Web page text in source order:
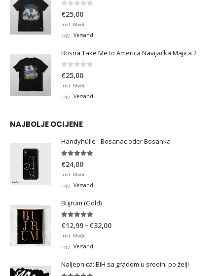
€25,00
Inkl. MwSt.
zzgl. Versand
Bosna Take Me to America Navijačka Majica 2
0 von 5
€25,00
Inkl. MwSt.
zzgl. Versand
NAJBOLJE OCIJENE
Handyhülle - Bosanac oder Bosanka
€24,00
Inkl. MwSt.
zzgl. Versand
Bujrum (Gold)
5.00von 5
€12,99– €32,00Preisspanne:
Inkl. MwSt.
zzgl. Versand
Naljepnica: BiH sa gradom u sredini po želji